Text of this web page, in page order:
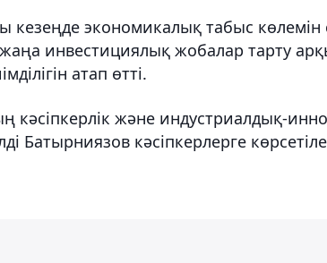
экономикалық табыс көлемін
инвестициялық жобалар тарту
атап өтті.
кәсіпкерлік және индустриалдық-
Батырниязов кәсіпкерлерге